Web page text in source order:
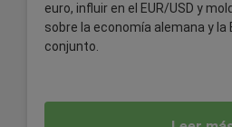
euro, influir en el EUR/USD y
sobre la economía alemana y la
conjunto.